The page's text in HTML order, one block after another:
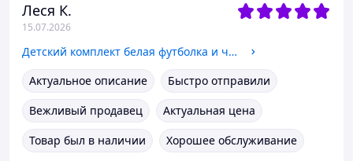
Леся К.
15.07.2026
Детский комплект белая футболка и черные шорты от 2 до 10 лет 26(86/92)
Актуальное описание
Быстро отправили
Вежливый продавец
Актуальная цена
Товар был в наличии
Хорошее обслуживание